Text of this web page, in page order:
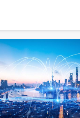
监控服务及IT资产管理